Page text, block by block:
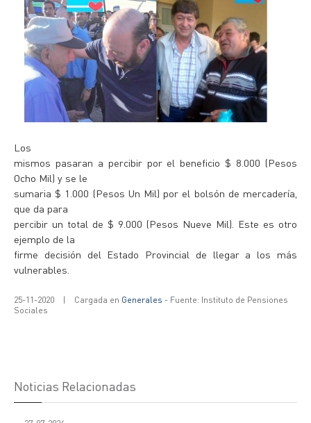
Los
mismos pasaran a percibir por el beneficio $ 8.000 (Pesos
Ocho Mil) y se le
sumaria $ 1.000 (Pesos Un Mil) por el bolsón de mercadería,
que da para
percibir un total de $ 9.000 (Pesos Nueve Mil). Este es otro
ejemplo de la
firme decisión del Estado Provincial de llegar a los más
vulnerables.
25-11-2020 | Cargada en Generales - Fuente: Instituto de Pensiones
Sociales
Noticias Relacionadas